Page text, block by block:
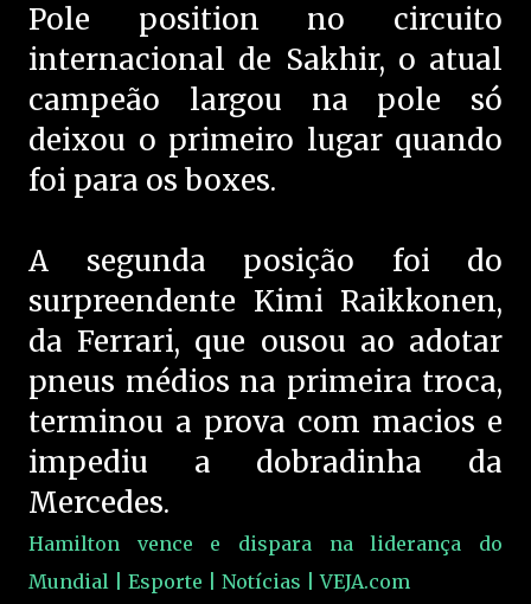
Pole position no circuito
internacional de Sakhir, o atual
campeão largou na pole só
deixou o primeiro lugar quando
foi para os boxes.
A segunda posição foi do
surpreendente Kimi Raikkonen,
da Ferrari, que ousou ao adotar
pneus médios na primeira troca,
terminou a prova com macios e
impediu a dobradinha da
Mercedes.
Hamilton vence e dispara na liderança do
Mundial | Esporte | Notícias | VEJA.com